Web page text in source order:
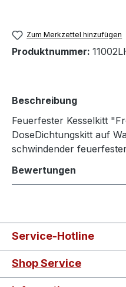
Zum Merkzettel hinzufügen
Produktnummer:
Beschreibung
Feuerfester Kesselkitt
DoseDichtungskitt auf
schwindender
Bewertungen
Service-Hotline
Shop Service